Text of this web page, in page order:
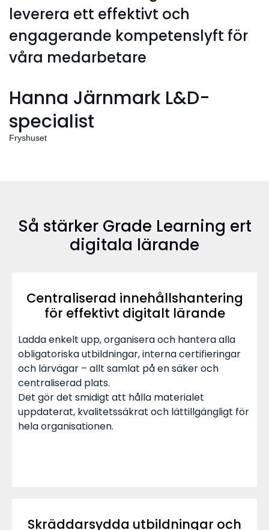
leverera ett effektivt och
engagerande kompetenslyft för
våra medarbetare
Hanna Järnmark L&D-
specialist
Fryshuset
Så stärker Grade Learning ert
digitala lärande
Centraliserad innehållshantering
för effektivt digitalt lärande
Ladda enkelt upp, organisera och hantera alla
obligatoriska utbildningar, interna certifieringar
och lärvägar – allt samlat på en säker och
centraliserad plats.
Det gör det smidigt att hålla materialet
uppdaterat, kvalitetssäkrat och lättillgängligt för
hela organisationen.
Skräddarsydda utbildningar och